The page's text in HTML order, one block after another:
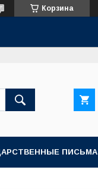
Корзина
ПИСЬМА